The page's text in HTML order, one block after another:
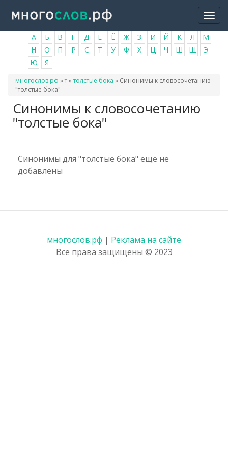
основному
содержанию
А Б В Г Д Е Ё Ж З И Й К Л
М
Н
О П Р С Т У Ф Х Ц Ч Ш Щ
Э
Ю
Я
Вы
здесь
многослов.рф »т»толстые бока » Синонимы к словосочетанию
"толстые бока"
Синонимы к словосочетанию
"толстые бока"
Синонимы для "толстые бока" еще не
добавлены
многослов.рф | Реклама на сайте
Все права защищены © 2023